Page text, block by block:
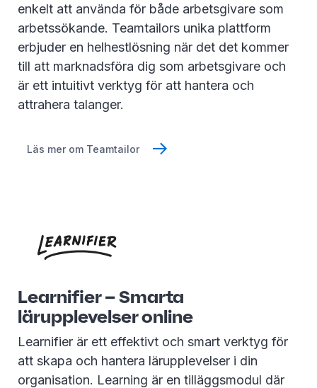
enkelt att använda för både arbetsgivare som
arbetssökande. Teamtailors unika plattform
erbjuder en helhestlösning när det det kommer
till att marknadsföra dig som arbetsgivare och
är ett intuitivt verktyg för att hantera och
attrahera talanger.
Läs mer om Teamtailor
Learnifier – Smarta
lärupplevelser online
Learnifier är ett effektivt och smart verktyg för
att skapa och hantera lärupplevelser i din
organisation. Learning är en tilläggsmodul där